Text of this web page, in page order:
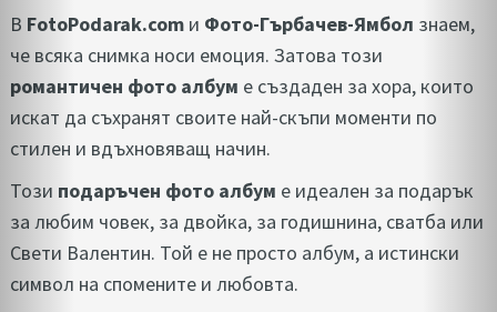
В FotoPodarak.com и Фото-Гърбачев-Ямбол знаем,
че всяка снимка носи емоция. Затова този
романтичен фото албум е създаден за хора, които
искат да съхранят своите най-скъпи моменти по
стилен и вдъхновяващ начин.
Този подаръчен фото албум е идеален за подарък
за любим човек, за двойка, за годишнина, сватба или
Свети Валентин. Той е не просто албум, а истински
символ на спомените и любовта.